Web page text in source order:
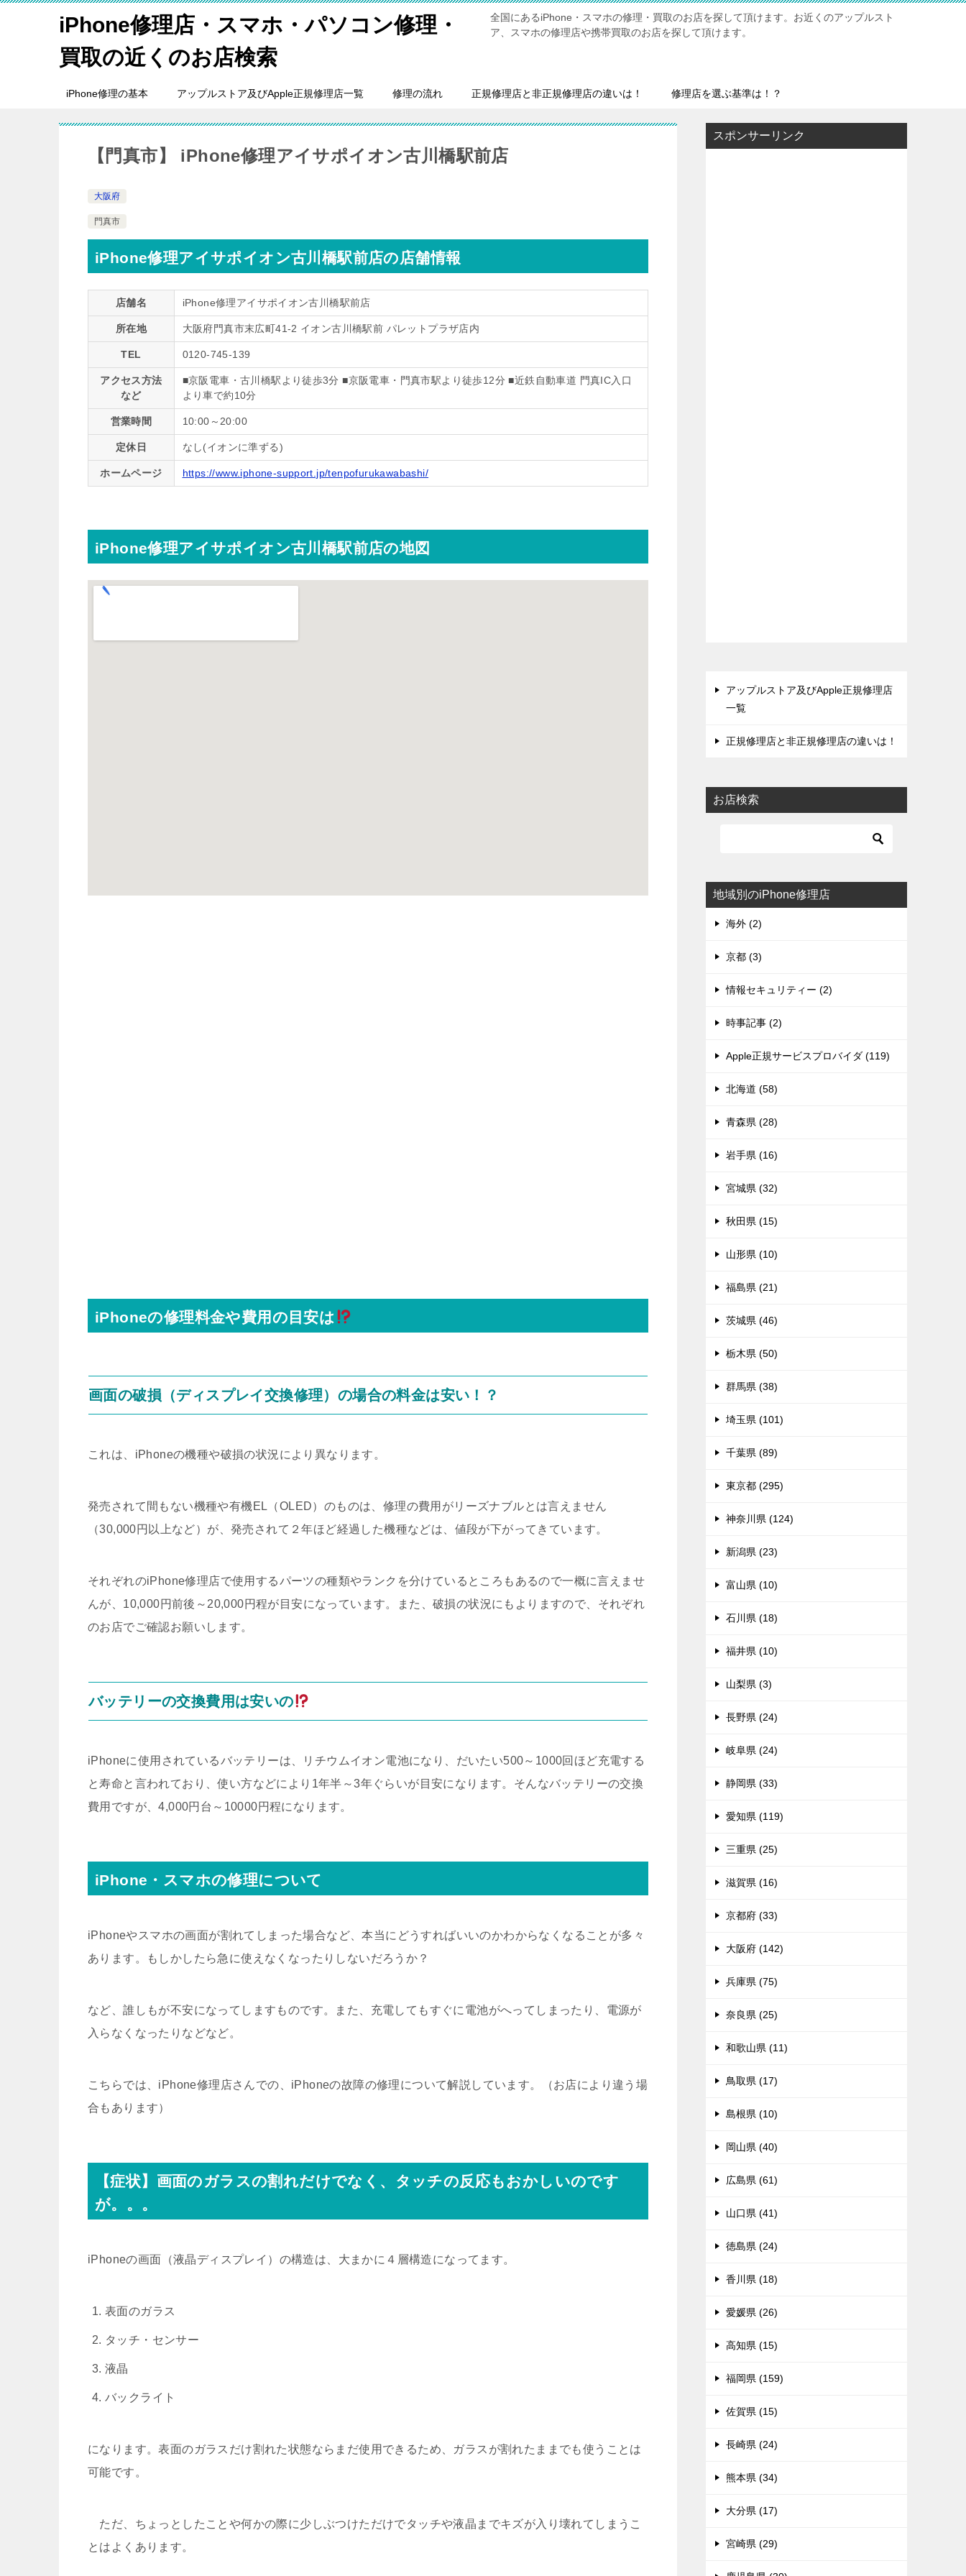
iPhone修理店・スマホ・パソコン修理・
買取の近くのお店検索
全国にあるiPhone・スマホの修理・買取のお店を探して頂けます。お近くのアップルスト
ア、スマホの修理店や携帯買取のお店を探して頂けます。
iPhone修理の基本 アップルストア及びApple正規修理店一覧 修理の流れ 正規修理店と非正規修理店の違いは！ 修理店を選ぶ基準は！？
【門真市】 iPhone修理アイサポイオン古川橋駅前店
大阪府
門真市
iPhone修理アイサポイオン古川橋駅前店の店舗情報
店舗名 iPhone修理アイサポイオン古川橋駅前店
所在地 大阪府門真市末広町41-2 イオン古川橋駅前 パレットプラザ店内
TEL 0120-745-139
アクセス方法
など
■京阪電車・古川橋駅より徒歩3分 ■京阪電車・門真市駅より徒歩12分 ■近鉄自動車道 門真IC入口
より車で約10分
営業時間 10:00～20:00
定休日 なし(イオンに準ずる)
ホームページ https://www.iphone-support.jp/tenpofurukawabashi/
iPhone修理アイサポイオン古川橋駅前店の地図
iPhoneの修理料金や費用の目安は
画面の破損（ディスプレイ交換修理）の場合の料金は安い！？
これは、iPhoneの機種や破損の状況により異なります。
発売されて間もない機種や有機EL（OLED）のものは、修理の費用がリーズナブルとは言えません
（30,000円以上など）が、発売されて２年ほど経過した機種などは、値段が下がってきています。
それぞれのiPhone修理店で使用するパーツの種類やランクを分けているところもあるので一概に言えませ
んが、10,000円前後～20,000円程が目安になっています。また、破損の状況にもよりますので、それぞれ
のお店でご確認お願いします。
バッテリーの交換費用は安いの
iPhoneに使用されているバッテリーは、リチウムイオン電池になり、だいたい500～1000回ほど充電する
と寿命と言われており、使い方などにより1年半～3年ぐらいが目安になります。そんなバッテリーの交換
費用ですが、4,000円台～10000円程になります。
iPhone・スマホの修理について
iPhoneやスマホの画面が割れてしまった場合など、本当にどうすればいいのかわからなくなることが多々
あります。もしかしたら急に使えなくなったりしないだろうか？
など、誰しもが不安になってしますものです。また、充電してもすぐに電池がへってしまったり、電源が
入らなくなったりなどなど。
こちらでは、iPhone修理店さんでの、iPhoneの故障の修理について解説しています。（お店により違う場
合もあります）
【症状】画面のガラスの割れだけでなく、タッチの反応もおかしいのです
が。。。
iPhoneの画面（液晶ディスプレイ）の構造は、大まかに４層構造になってます。
表面のガラス
タッチ・センサー
液晶
バックライト
になります。表面のガラスだけ割れた状態ならまだ使用できるため、ガラスが割れたままでも使うことは
可能です。
ただ、ちょっとしたことや何かの際に少しぶつけただけでタッチや液晶までキズが入り壊れてしまうこ
とはよくあります。
スポンサーリンク
アップルストア及びApple正規修理店
一覧
正規修理店と非正規修理店の違いは！
お店検索
地域別のiPhone修理店
海外 (2)
京都 (3)
情報セキュリティー (2)
時事記事 (2)
Apple正規サービスプロバイダ (119)
北海道 (58)
青森県 (28)
岩手県 (16)
宮城県 (32)
秋田県 (15)
山形県 (10)
福島県 (21)
茨城県 (46)
栃木県 (50)
群馬県 (38)
埼玉県 (101)
千葉県 (89)
東京都 (295)
神奈川県 (124)
新潟県 (23)
富山県 (10)
石川県 (18)
福井県 (10)
山梨県 (3)
長野県 (24)
岐阜県 (24)
静岡県 (33)
愛知県 (119)
三重県 (25)
滋賀県 (16)
京都府 (33)
大阪府 (142)
兵庫県 (75)
奈良県 (25)
和歌山県 (11)
鳥取県 (17)
島根県 (10)
岡山県 (40)
広島県 (61)
山口県 (41)
徳島県 (24)
香川県 (18)
愛媛県 (26)
高知県 (15)
福岡県 (159)
佐賀県 (15)
長崎県 (24)
熊本県 (34)
大分県 (17)
宮崎県 (29)